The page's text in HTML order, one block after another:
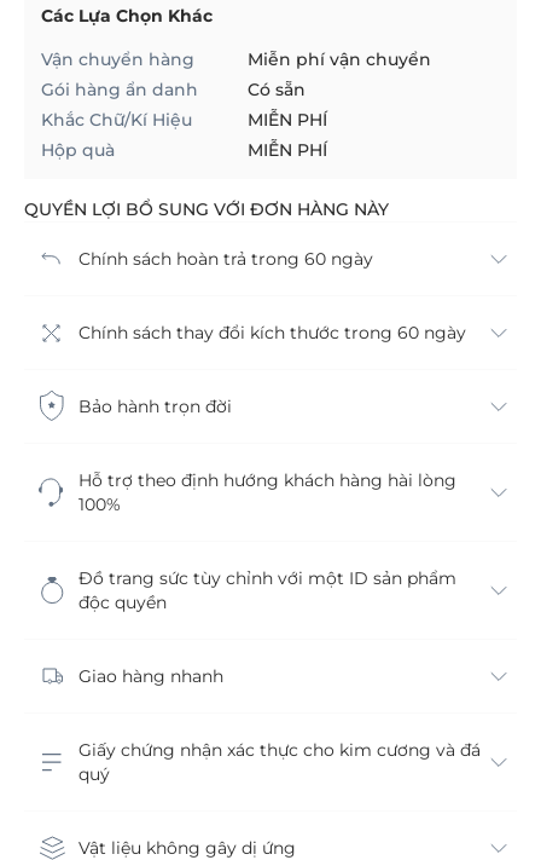
Các Lựa Chọn Khác
Vận chuyển hàng
Miễn phí vận chuyển
Gói hàng ẩn danh
Có sẵn
Khắc Chữ/Kí Hiệu
MIỄN PHÍ
Hộp quà
MIỄN PHÍ
QUYỀN LỢI BỔ SUNG VỚI ĐƠN HÀNG NÀY
Chính sách hoàn trả trong 60 ngày
Chính sách thay đổi kích thước trong 60 ngày
Bảo hành trọn đời
Hỗ trợ theo định hướng khách hàng hài lòng
100%
Đồ trang sức tùy chỉnh với một ID sản phẩm
độc quyền
Giao hàng nhanh
Giấy chứng nhận xác thực cho kim cương và đá
quý
Vật liệu không gây dị ứng